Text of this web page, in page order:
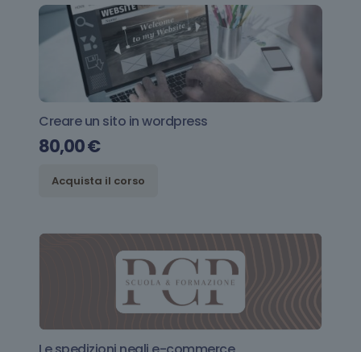
Creare un sito in wordpress
80,00€
Acquista il corso